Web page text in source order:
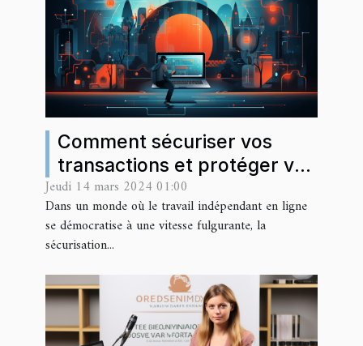
Comment sécuriser vos
transactions et protéger vos
droits en tant que freelance
en ligne
Jeudi 14 mars 2024 01:00
Dans un monde où le travail indépendant en ligne
se démocratise à une vitesse fulgurante, la
sécurisation...